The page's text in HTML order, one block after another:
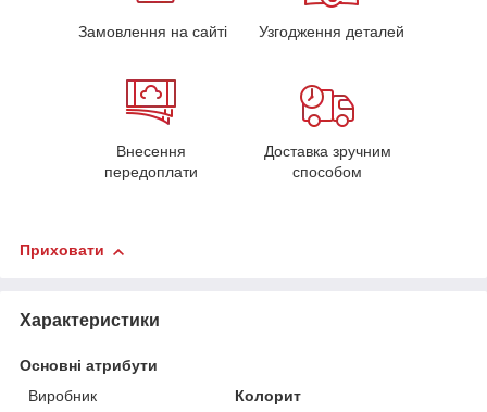
Замовлення на сайті Узгодження деталей
Внесення
передоплати
Доставка зручним
способом
Приховати
Характеристики
Основні атрибути
Виробник
Колорит